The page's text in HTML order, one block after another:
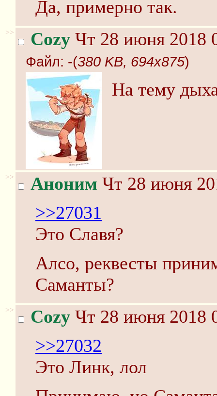
Да, примерно так.
>> Cozy Чт 28 июня 2018
Файл: -(380 KB, 694x875)
На тему
>> Аноним Чт 28 июня
>>27031
Это Славя?
Алсо, реквесты
Саманты?
>> Cozy Чт 28 июня 2018
>>27032
Это Линк, лол